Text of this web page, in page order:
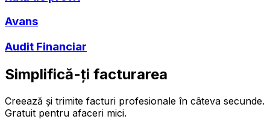
Avans
Audit Financiar
Simplifică-ți facturarea
Creează și trimite facturi profesionale în câteva secunde.
Gratuit pentru afaceri mici.